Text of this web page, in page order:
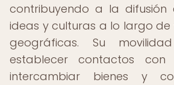
contribuyendo a la difusión
ideas y culturas a lo largo de
geográficas. Su
establecer contactos con
intercambiar bienes y